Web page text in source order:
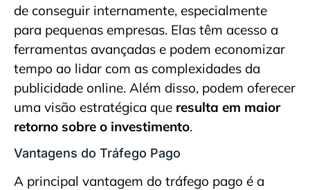
de conseguir internamente, especialmente
para pequenas empresas. Elas têm acesso a
ferramentas avançadas e podem economizar
tempo ao lidar com as complexidades da
publicidade online. Além disso, podem oferecer
uma visão estratégica que resulta em maior
retorno sobre o investimento.
Vantagens do Tráfego Pago
A principal vantagem do tráfego pago é a